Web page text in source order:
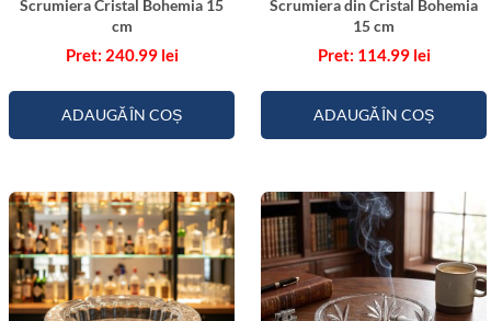
a
n
d
c
m
Scrumiera Cristal Bohemia 15
cm
240.99 lei
ADAUGĂ ÎN COȘ
Scrumiera din Cristal Bohemia
15 cm
114.99 lei
ADAUGĂ ÎN COȘ